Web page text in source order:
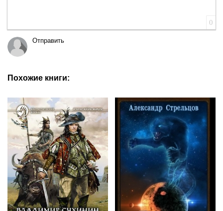
0
Отправить
Похожие книги: